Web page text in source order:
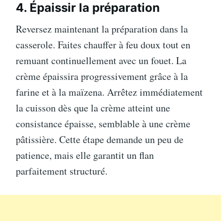
4. Épaissir la préparation
Reversez maintenant la préparation dans la
casserole. Faites chauffer à feu doux tout en
remuant continuellement avec un fouet. La
crème épaissira progressivement grâce à la
farine et à la maïzena. Arrêtez immédiatement
la cuisson dès que la crème atteint une
consistance épaisse, semblable à une crème
pâtissière. Cette étape demande un peu de
patience, mais elle garantit un flan
parfaitement structuré.